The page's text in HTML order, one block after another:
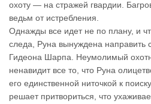
охоту — на стражей гвардии.
ведьм от истребления.
Однажды все идет не по плану, и
следа, Руна вынуждена направить
Гидеона Шарпа. Неумолимый
ненавидит все то, что Руна
его единственной ниточкой к
решает притвориться, что